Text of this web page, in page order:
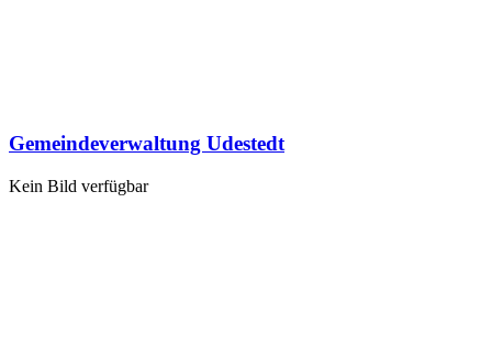
Gemeindeverwaltung Udestedt
Kein Bild verfügbar